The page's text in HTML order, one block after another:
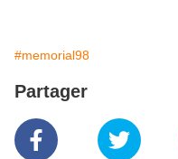
#memorial98
Partager